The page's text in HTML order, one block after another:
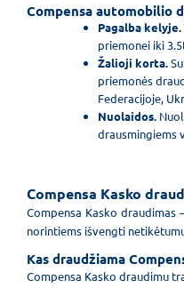
Compensa automobilio
Pagalba kelyje.
priemonei iki
Žalioji korta.
priemonės
Federacijoje,
Nuolaidos.
drausmingiems
Compensa Kasko
Compensa Kasko
norintiems išvengti
Kas draudžiama
Compensa Kasko draudimu